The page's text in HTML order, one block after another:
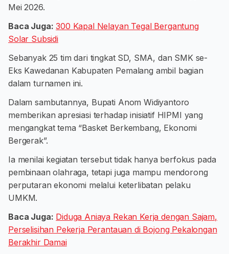
Mei 2026.
Baca Juga: 300 Kapal Nelayan Tegal Bergantung
Solar Subsidi
Sebanyak 25 tim dari tingkat SD, SMA, dan SMK se-
Eks Kawedanan Kabupaten Pemalang ambil bagian
dalam turnamen ini.
Dalam sambutannya, Bupati Anom Widiyantoro
memberikan apresiasi terhadap inisiatif HIPMI yang
mengangkat tema “Basket Berkembang, Ekonomi
Bergerak”.
Ia menilai kegiatan tersebut tidak hanya berfokus pada
pembinaan olahraga, tetapi juga mampu mendorong
perputaran ekonomi melalui keterlibatan pelaku
UMKM.
Baca Juga: Diduga Aniaya Rekan Kerja dengan Sajam,
Perselisihan Pekerja Perantauan di Bojong Pekalongan
Berakhir Damai